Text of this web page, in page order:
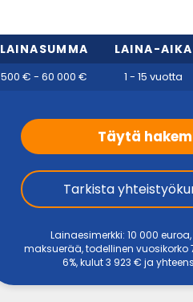
LAINASUMMA LAINA-AIKA
500 € - 60 000 € 1 - 15 vuotta
Täytä
Tarkista
Lainaesimerkki: 10 000 euroa,
maksuerää, todellinen vuosikorko
6%, kulut 3 923 € ja